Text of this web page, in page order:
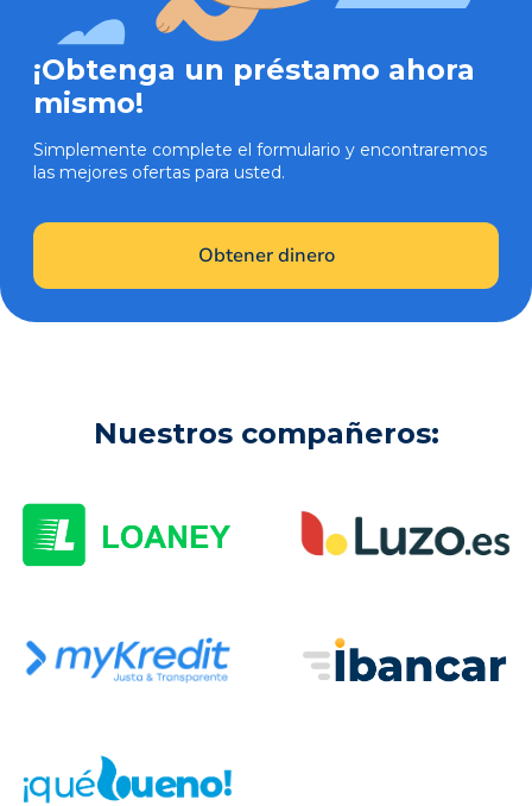
¡Obtenga un préstamo ahora
mismo!
Simplemente complete el formulario y encontraremos
las mejores ofertas para usted.
Obtener dinero
Nuestros compañeros: